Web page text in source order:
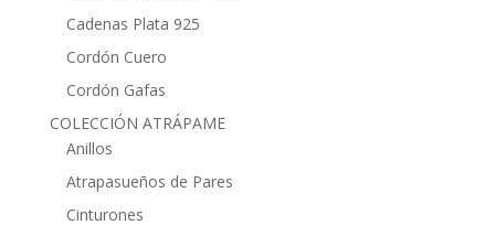
Cadenas Plata 925
Cordón Cuero
Cordón Gafas
COLECCIÓN ATRÁPAME
Anillos
Atrapasueños de Pares
Cinturones